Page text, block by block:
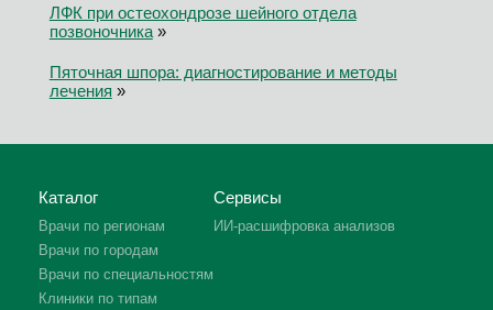
ЛФК при остеохондрозе шейного отдела
позвоночника»
Пяточная шпора: диагностирование и методы
лечения »
Каталог
Врачи по регионам
Врачи по городам
Врачи по специальностям
Клиники по типам
Сервисы
ИИ-расшифровка анализов